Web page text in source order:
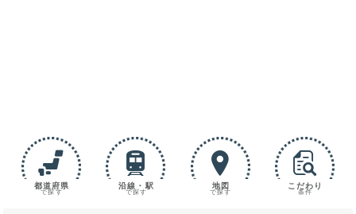
都道府県
で探す
沿線・駅
で探す
地図
で探す
こだわり
条件